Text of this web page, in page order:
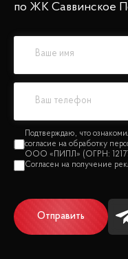
по ЖК Саввинское
Отправить